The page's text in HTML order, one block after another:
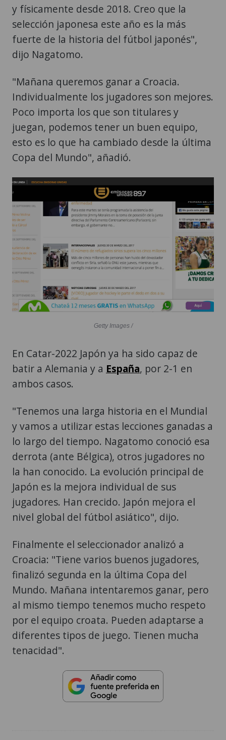
y físicamente desde 2018. Creo que la
selección japonesa este año es la más
fuerte de la historia del fútbol japonés",
dijo Nagatomo.
"Mañana queremos ganar a Croacia.
Individualmente los jugadores son mejores.
Poco importa los que son titulares y
juegan, podemos tener un buen equipo,
esto es lo que ha cambiado desde la última
Copa del Mundo", añadió.
Getty Images /
En Catar-2022 Japón ya ha sido capaz de
batir a Alemania y a España, por 2-1 en
ambos casos.
"Tenemos una larga historia en el Mundial
y vamos a utilizar estas lecciones ganadas a
lo largo del tiempo. Nagatomo conoció esa
derrota (ante Bélgica), otros jugadores no
la han conocido. La evolución principal de
Japón es la mejora individual de sus
jugadores. Han crecido. Japón mejora el
nivel global del fútbol asiático", dijo.
Finalmente el seleccionador analizó a
Croacia: "Tiene varios buenos jugadores,
finalizó segunda en la última Copa del
Mundo. Mañana intentaremos ganar, pero
al mismo tiempo tenemos mucho respeto
por el equipo croata. Pueden adaptarse a
diferentes tipos de juego. Tienen mucha
tenacidad".